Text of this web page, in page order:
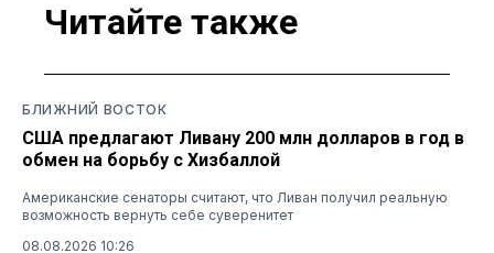
Читайте также
БЛИЖНИЙ ВОСТОК
США предлагают Ливану 200 млн долларов в год в
обмен на борьбу с Хизбаллой
Американские сенаторы считают, что Ливан получил реальную
возможность вернуть себе суверенитет
08.08.2026 10:26